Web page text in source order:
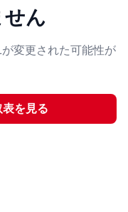
ん
変更された可能性が
を見る